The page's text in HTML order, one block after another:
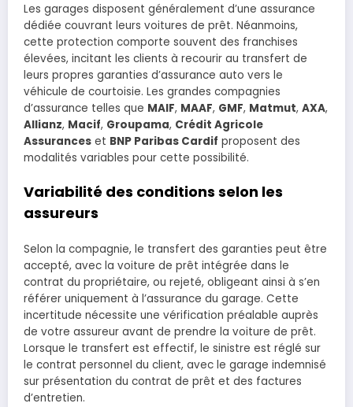
Les garages disposent généralement d’une assurance
dédiée couvrant leurs voitures de prêt. Néanmoins,
cette protection comporte souvent des franchises
élevées, incitant les clients à recourir au transfert de
leurs propres garanties d’assurance auto vers le
véhicule de courtoisie. Les grandes compagnies
d’assurance telles que MAIF, MAAF, GMF, Matmut, AXA,
Allianz, Macif, Groupama, Crédit Agricole
Assurances et BNP Paribas Cardif proposent des
modalités variables pour cette possibilité.
Variabilité des conditions selon les
assureurs
Selon la compagnie, le transfert des garanties peut être
accepté, avec la voiture de prêt intégrée dans le
contrat du propriétaire, ou rejeté, obligeant ainsi à s’en
référer uniquement à l’assurance du garage. Cette
incertitude nécessite une vérification préalable auprès
de votre assureur avant de prendre la voiture de prêt.
Lorsque le transfert est effectif, le sinistre est réglé sur
le contrat personnel du client, avec le garage indemnisé
sur présentation du contrat de prêt et des factures
d’entretien.